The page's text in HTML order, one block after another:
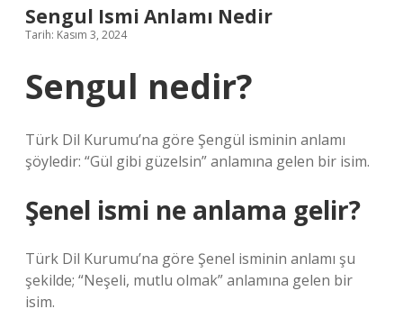
Sengul Ismi Anlamı Nedir
Tarih: Kasım 3, 2024
Sengul nedir?
Türk Dil Kurumu’na göre Şengül isminin anlamı
şöyledir: “Gül gibi güzelsin” anlamına gelen bir isim.
Şenel ismi ne anlama gelir?
Türk Dil Kurumu’na göre Şenel isminin anlamı şu
şekilde; “Neşeli, mutlu olmak” anlamına gelen bir
isim.